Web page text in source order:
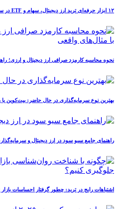
۱۲ ابزار حرفه‌ای ترید ارز دیجیتال، سهام و ETF در سال ۲۰۲۵ | Bit-Grand
نحوه محاسبه کارمزد صرافی ارز دیجیتال و ارزی؛
بهترین نوع سرمایه‌گذاری در حال حاضر: بیت‌کوین یا
راهنمای جامع سیو سود در ارز دیجیتال و
اشتباهات رایج در ترید: چطور گرفتار احساسات